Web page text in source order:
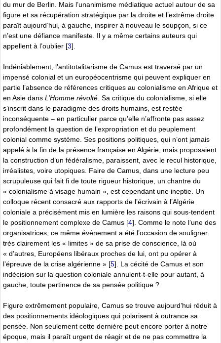
du mur de Berlin. Mais l’unanimisme médiatique actuel autour de sa
figure et sa récupération stratégique par la droite et l’extrême droite
paraît aujourd’hui, à gauche, inspirer à nouveau le soupçon, si ce
n’est une défiance manifeste. Il y a même certains auteurs qui
appellent à l’oublier [3].
Indéniablement, l’antitotalitarisme de Camus est traversé par un
impensé colonial et un européocentrisme qui peuvent expliquer en
partie l’absence de références critiques au colonialisme en Afrique et
en Asie dans L’Homme révolté. Sa critique du colonialisme, si elle
s’inscrit dans le paradigme des droits humains, est restée
inconséquente – en particulier parce qu’elle n’affronte pas assez
profondément la question de l’expropriation et du peuplement
colonial comme système. Ses positions politiques, qui n’ont jamais
appelé à la fin de la présence française en Algérie, mais proposaient
la construction d’un fédéralisme, paraissent, avec le recul historique,
irréalistes, voire utopiques. Faire de Camus, dans une lecture peu
scrupuleuse qui fait fi de toute rigueur historique, un chantre du
« colonialisme à visage humain », est cependant une ineptie. Un
colloque récent consacré aux rapports de l’écrivain à l’Algérie
coloniale a précisément mis en lumière les raisons qui sous-tendent
le positionnement complexe de Camus [4]. Comme le note l’une des
organisatrices, ce même événement a été l’occasion de souligner
très clairement les « limites » de sa prise de conscience, là où
« d’autres, Européens libéraux proches de lui, ont pu opérer à
l’épreuve de la crise algérienne » [5]. La cécité de Camus et son
indécision sur la question coloniale annulent-t-elle pour autant, à
gauche, toute pertinence de sa pensée politique ?
Figure extrêmement populaire, Camus se trouve aujourd’hui réduit à
des positionnements idéologiques qui polarisent à outrance sa
pensée. Non seulement cette dernière peut encore porter à notre
époque, mais il paraît urgent de réagir et de ne pas commettre la